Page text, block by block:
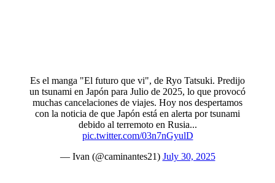
Es el manga "El futuro que vi", de Ryo Tatsuki. Predijo
un tsunami en Japón para Julio de 2025, lo que provocó
muchas cancelaciones de viajes. Hoy nos despertamos
con la noticia de que Japón está en alerta por tsunami
debido al terremoto en Rusia...
pic.twitter.com/03n7nGyulD
— Ivan (@caminantes21) July 30, 2025